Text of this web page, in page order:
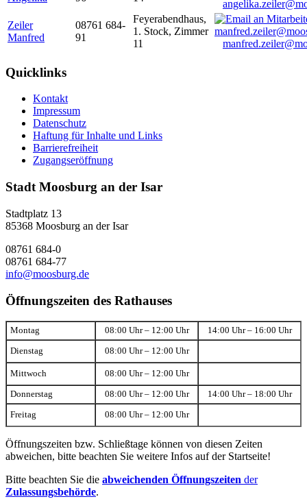
Zeiler
Manfred
08761 684-
91
Feyerabendhaus,
1. Stock, Zimmer
11
Quicklinks
Kontakt
Impressum
Datenschutz
Haftung für Inhalte und Links
Barrierefreiheit
Zugangseröffnung
Stadt Moosburg an der Isar
Stadtplatz 13
85368 Moosburg an der Isar
08761 684-0
08761 684-77
info@moosburg.de
Öffnungszeiten des Rathauses
Montag 08:00 Uhr – 12:00 Uhr 14:00 Uhr – 16:00 Uhr
Dienstag 08:00 Uhr – 12:00 Uhr
Mittwoch 08:00 Uhr – 12:00 Uhr
Donnerstag 08:00 Uhr – 12:00 Uhr 14:00 Uhr – 18:00 Uhr
Freitag 08:00 Uhr – 12:00 Uhr
Öffnungszeiten bzw. Schließtage können von diesen Zeiten
abweichen, bitte beachten Sie weitere Infos auf der Startseite!
Bitte beachten Sie die abweichenden Öffnungszeiten der
Zulassungsbehörde.